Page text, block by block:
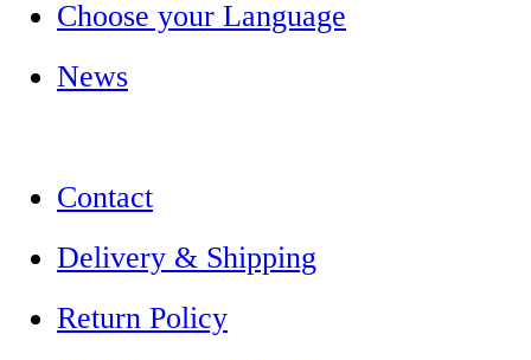
Choose your Language
News
Contact
Delivery & Shipping
Return Policy